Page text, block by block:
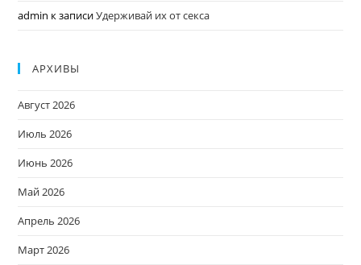
admin к записиУдерживай их от секса
АРХИВЫ
Август 2026
Июль 2026
Июнь 2026
Май 2026
Апрель 2026
Март 2026